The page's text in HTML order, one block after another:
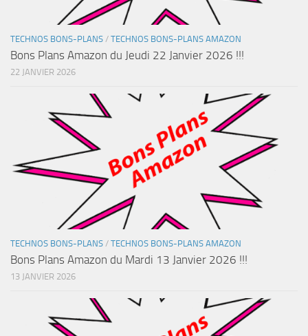
TECHNOS BONS-PLANS / TECHNOS BONS-PLANS AMAZON
Bons Plans Amazon du Jeudi 22 Janvier 2026 !!!
22 JANVIER 2026
TECHNOS BONS-PLANS / TECHNOS BONS-PLANS AMAZON
Bons Plans Amazon du Mardi 13 Janvier 2026 !!!
13 JANVIER 2026